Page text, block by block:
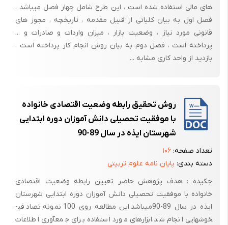
های مالی استفاده شده است ، این طرح شامل چهار فصل میباشد ،
فصل اول به بیان کلیاتی از قبیل مقدمه ، تاریخچه ، مجوز های
قانونی مورد نیاز ، وضعیت بازار ، میزان واردات و صادرات و ...
پرداخته است ، فصل دوم به بیان روش انجام کار پرداخته است ،
بازدید از واحد کاری مشابه ...
روش تحقیق رابطه وضعیت اقتصادی خانواده
با موفقیت تحصیلی دانش آموزان دوره ابتدایی
شهرستان ایذه در سال 89-90
تعداد صفحه: ۱۰۶
دسته بندی: پایان نامه علوم تربیتی
چکیده : هدف پژوهش حاضر تعیین رابطه وضعیت اقتصادی
خانواده با موفقیت تحصیلی دانش آموزان دوره ابتدایی شهرستان
ایذه در سال 89-90می­باشد­.­این مطالعه روی 100 نمونه تصادفی­
خوشه­ایی انجام شد.­­ابزارهای مورد استفاده برای جمع­آوری اطلاعات